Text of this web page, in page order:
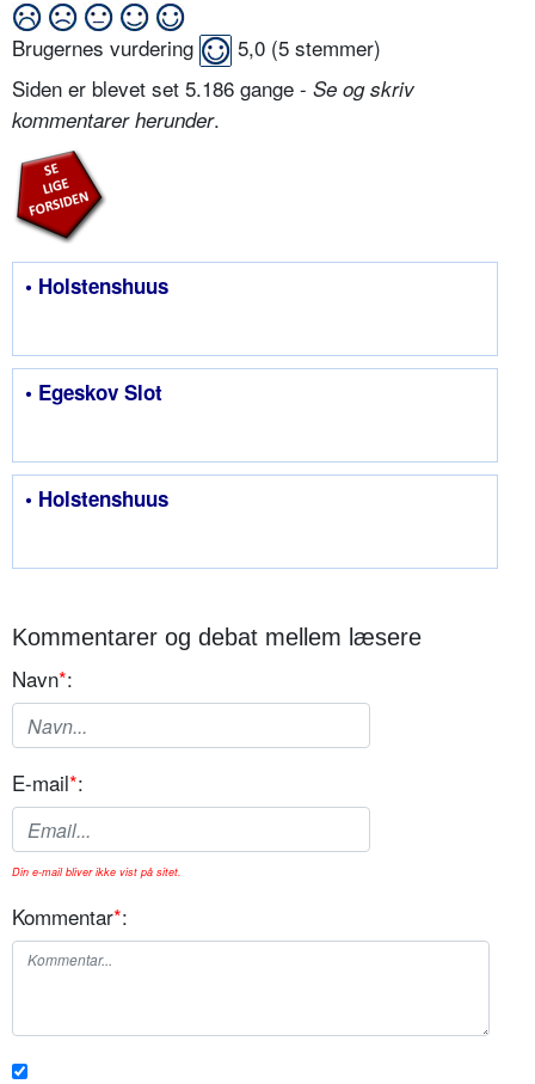
Brugernes vurdering 5,0 (5 stemmer)
Siden er blevet set 5.186 gange - Se og skriv
kommentarer herunder.
• Holstenshuus
• Egeskov Slot
• Holstenshuus
Kommentarer og debat mellem læsere
Navn*:
E-mail*:
Din e-mail bliver ikke vist på sitet.
Kommentar*: